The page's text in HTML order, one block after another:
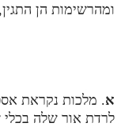
הזמן סט תע"ס
מנוע חיפוש בספרים
ומהרשימות הן
א. מלכות נקראת
לרדת אור שלה